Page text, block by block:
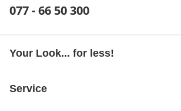
Telefonnummer:
077 - 66 50 300
Your Look... for less!
Service